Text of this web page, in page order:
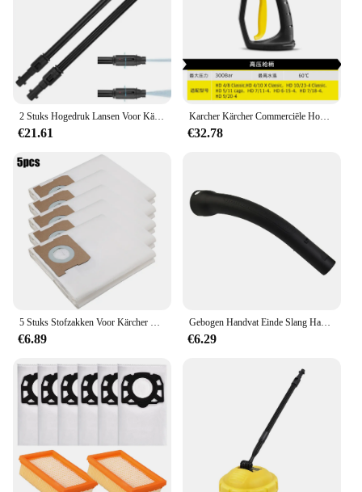
2 Stuks Hogedruk Lansen Voor Kärcher K3 K4 K5 K6 K7 Hogedrukreiniger Lance Nozzles Krachtige Reiniging Verstelbare Waterstraal
€21.61
Karcher Kärcher Commerciële Hogedruk Reiniger Speciale Hogedruk Pistool Handvat Accessoires Geïntegreerde Snelplug
€32.78
5 Stuks Stofzakken Voor Kärcher Wd1 Compacte Batterij Vervangt Reserveonderdelen Voor Het Reinigen Van Stofzakken Met 2.863 297.0
€6.89
Gebogen Handvat Einde Slang Handvat Gebogen Voor K rcher VC 6100 Voor K rcher VC 6150 Voor K rcher VC 6200 Handvat Zuig
€6.29